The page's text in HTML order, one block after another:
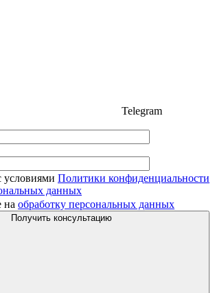
Telegram
условиями Политики конфиденциальности
данных
на обработку персональных данных
Получить консультацию